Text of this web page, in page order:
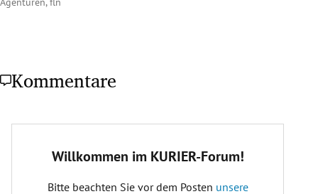
Kommentare